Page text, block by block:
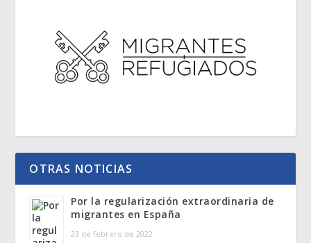
OTRAS NOTICIAS
Por la regularización extraordinaria de
migrantes en España
23 de febrero de 2022